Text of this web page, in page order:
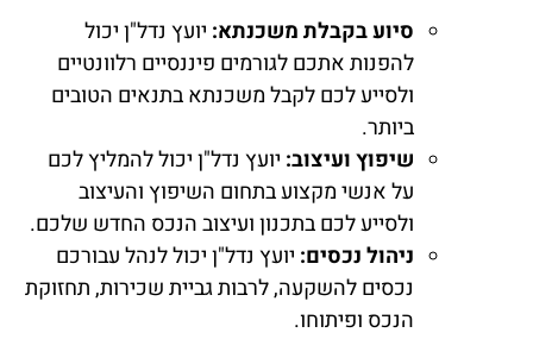
סיוע בקבלת משכנתא: יועץ נדל"ן יכול
להפנות אתכם לגורמים פיננסיים רלוונטיים
ולסייע לכם לקבל משכנתא בתנאים הטובים
ביותר.
שיפוץ ועיצוב: יועץ נדל"ן יכול להמליץ לכם
על אנשי מקצוע בתחום השיפוץ והעיצוב
ולסייע לכם בתכנון ועיצוב הנכס החדש שלכם.
ניהול נכסים: יועץ נדל"ן יכול לנהל עבורכם
נכסים להשקעה, לרבות גביית שכירות, תחזוקת
הנכס ופיתוחו.